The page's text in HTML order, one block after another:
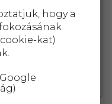
újrahasznosított
szemeteszsák 20L 20 db
hogy a
kat)